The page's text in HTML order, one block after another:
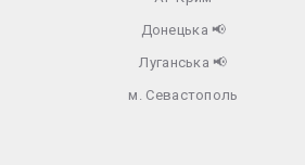
Донецька 📢
Луганська 📢
м. Севастополь